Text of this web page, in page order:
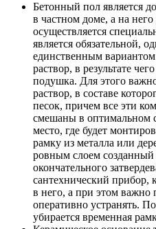
Бетонный пол является
в частном доме, а на него
осуществляется
является обязательной,
единственным
раствор, в результате
подушка. Для этого
раствор, в составе
песок, причем все эти
смешаны в оптимальном
место, где будет
рамку из металла или
ровным слоем созданный
окончательного
сантехнический прибор,
в него, а при этом
оперативно устранять.
убирается временная